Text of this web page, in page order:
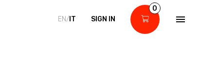
EN/ IT SIGN IN
0